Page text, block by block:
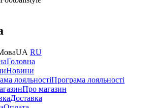
UA RU
Головна
Новини
Програма лояльності
Про магазин
Доставка